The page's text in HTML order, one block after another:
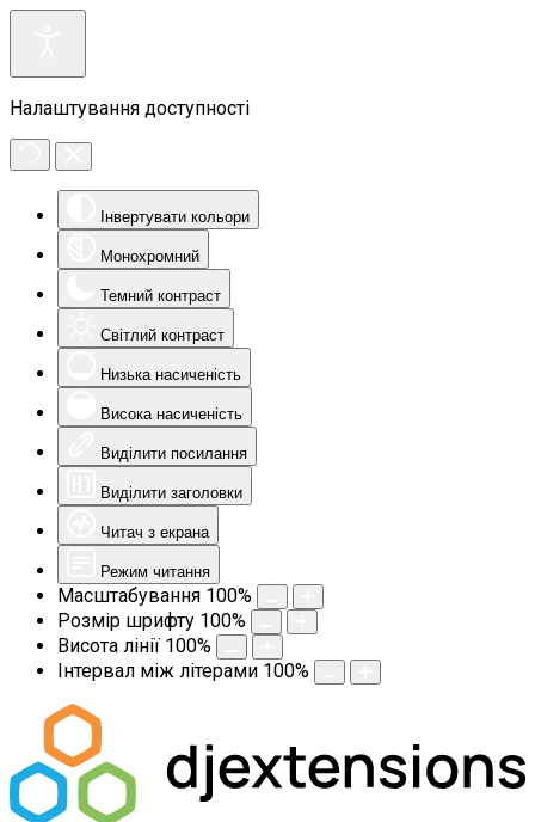
Налаштування доступності
Інвертувати кольори
Монохромний
Темний контраст
Світлий контраст
Низька насиченість
Висока насиченість
Виділити посилання
Виділити заголовки
Читач з екрана
Режим читання
Масштабування 100%
Розмір шрифту 100%
Висота лінії 100%
Інтервал між літерами 100%